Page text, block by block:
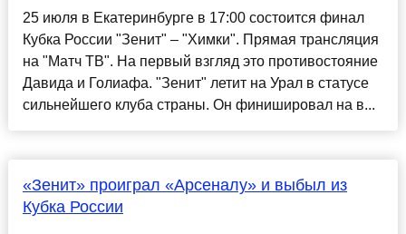
25 июля в Екатеринбурге в 17:00 состоится финал
Кубка России "Зенит" – "Химки". Прямая трансляция
на "Матч ТВ". На первый взгляд это противостояние
Давида и Голиафа. "Зенит" летит на Урал в статусе
сильнейшего клуба страны. Он финишировал на в...
«Зенит» проиграл «Арсеналу» и выбыл из
Кубка России